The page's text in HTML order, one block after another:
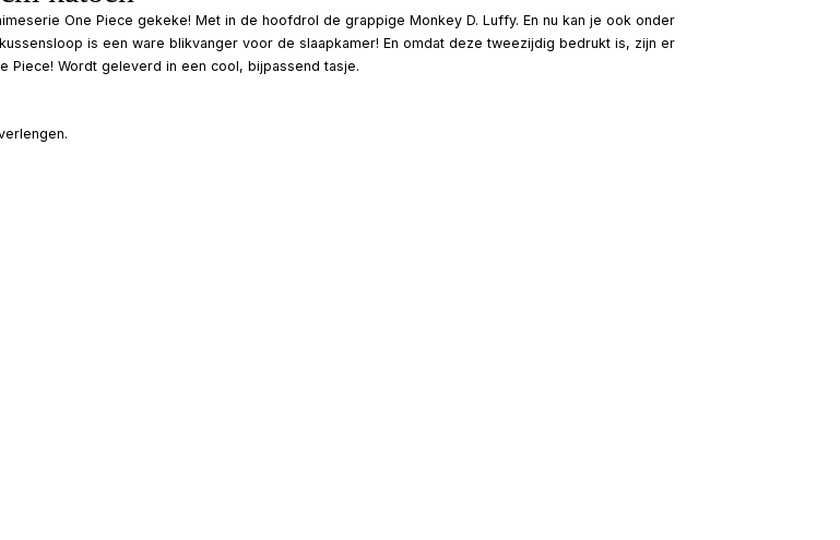
One Piece gekeke! Met in de hoofdrol de grappige Monkey D. Luffy. En nu kan je ook onder
is een ware blikvanger voor de slaapkamer! En omdat deze tweezijdig bedrukt is, zijn er
Piece! Wordt geleverd in een cool, bijpassend tasje.